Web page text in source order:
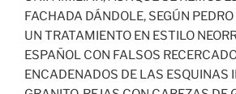
FACHADA DÁNDOLE, SEGÚN
UN TRATAMIENTO EN ESTILO
ESPAÑOL CON FALSOS
ENCADENADOS DE LAS ESQUINAS